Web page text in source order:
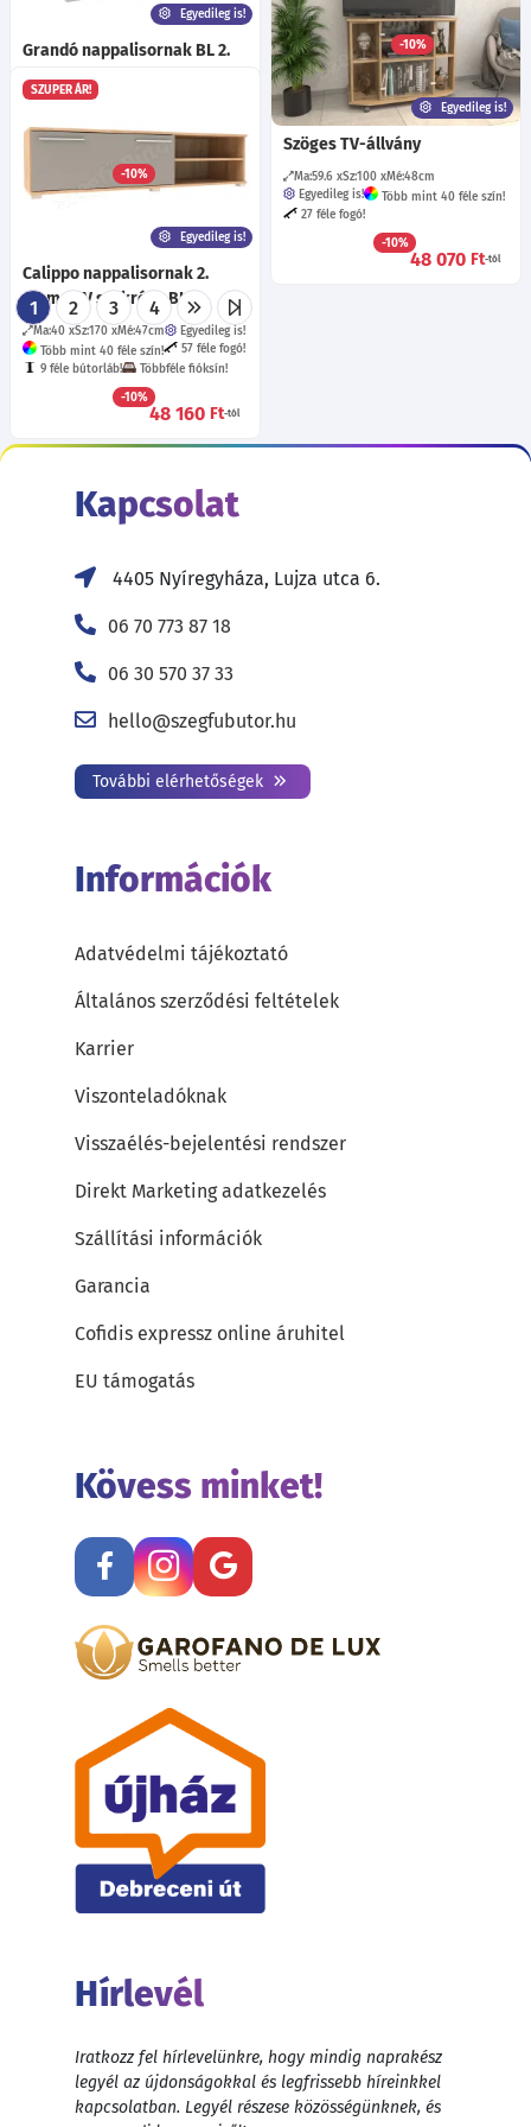
Ma:48 Sz:140 Mé:40cm
-10%
47 795Ft
Egyedileg is!
Grandó nappalisornak BL 2.
eleme 100-as TV szekrény
Több mint 40 féle szín!
9 féle bútorláb!
Többféle fióksín!
-10%
48 070Ft -tól
Egyedileg is!
Szöges TV-állvány
Ma:59.6 Sz:100 Mé:48cm
Egyedileg is!
Több mint 40 féle szín!
27 féle fogó!
-10%
48 070 Ft-tól
SZUPER ÁR!
Egyedileg is!
Calippo nappalisornak 2.
eleme TV szekrény BL
Ma:40 Sz:170 Mé:47cm
Egyedileg is!
Több mint 40 féle szín!
57 féle fogó!
9 féle bútorláb!
Többféle fióksín!
-10%
48 160 Ft-tól
1 2 3 4
Kapcsolat
4405 Nyíregyháza, Lujza utca 6.
06 70 773 87 18
06 30 570 37 33
hello@szegfubutor.hu
További elérhetőségek
Információk
Adatvédelmi tájékoztató
Általános szerződési feltételek
Karrier
Viszonteladóknak
Visszaélés-bejelentési rendszer
Direkt Marketing adatkezelés
Szállítási információk
Garancia
Cofidis expressz online áruhitel
EU támogatás
Kövess minket!
Hírlevél
Iratkozz fel hírlevelünkre, hogy mindig naprakész
legyél az újdonságokkal és legfrissebb híreinkkel
kapcsolatban. Legyél részese közösségünknek, és